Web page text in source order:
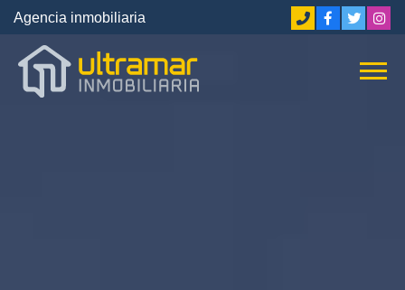
Agencia inmobiliaria